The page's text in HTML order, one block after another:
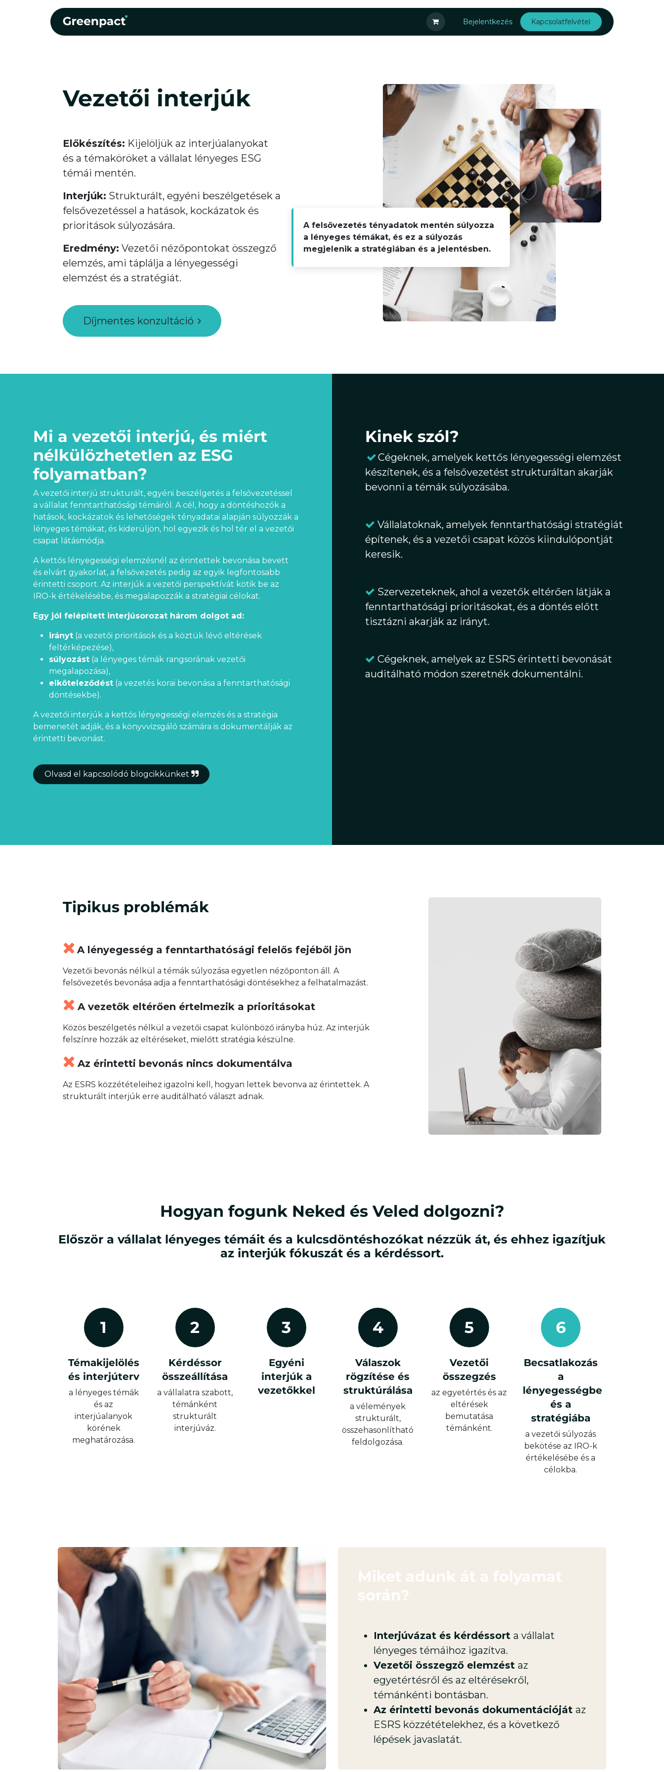
Blog RólunkBejelentkezés Kapcsolatfelvétel
Vezetői interjúk
Előkészítés: Kijelöljük az interjúalanyokat
és a témaköröket a vállalat lényeges ESG
témái mentén.
Interjúk: Strukturált, egyéni beszélgetések a
felsővezetéssel a hatások, kockázatok és
prioritások súlyozására.
Eredmény: Vezetői nézőpontokat összegző
elemzés, ami táplálja a lényegességi
elemzést és a stratégiát.
Díjmentes konzultáció
A felsővezetés tényadatok mentén súlyozza
a lényeges témákat, és ez a súlyozás
megjelenik a stratégiában és a jelentésben.
Mi a vezetői interjú, és miért
nélkülözhetetlen az ESG
folyamatban?
A vezetői interjú strukturált, egyéni beszélgetés a felsővezetéssel
a vállalat fenntarthatósági témáiról. A cél, hogy a döntéshozók a
hatások, kockázatok és lehetőségek tényadatai alapján súlyozzák a
lényeges témákat, és kiderüljön, hol egyezik és hol tér el a vezetői
csapat látásmódja.
A kettős lényegességi elemzésnél az érintettek bevonása bevett
és elvárt gyakorlat, a felsővezetés pedig az egyik legfontosabb
érintetti csoport. Az interjúk a vezetői perspektívát kötik be az
IRO-k értékelésébe, és megalapozzák a stratégiai célokat.
Egy jól felépített interjúsorozat három dolgot ad:
irányt (a vezetői prioritások és a köztük lévő eltérések
feltérképezése),
súlyozást (a lényeges témák rangsorának vezetői
megalapozása),
elköteleződést (a vezetés korai bevonása a fenntarthatósági
döntésekbe).
A vezetői interjúk a kettős lényegességi elemzés és a stratégia
bemenetét adják, és a könyvvizsgáló számára is dokumentálják az
érintetti bevonást.
Olvasd el kapcsolódó blogcikkünket
Kinek szól?
Cégeknek, amelyek kettős lényegességi elemzést
készítenek, és a felsővezetést strukturáltan akarják
bevonni a témák súlyozásába.
Vállalatoknak, amelyek fenntarthatósági stratégiát
építenek, és a vezetői csapat közös kiindulópontját
keresik.
Szervezeteknek, ahol a vezetők eltérően látják a
fenntarthatósági prioritásokat, és a döntés előtt
tisztázni akarják az irányt.
Cégeknek, amelyek az ESRS érintetti bevonását
auditálható módon szeretnék dokumentálni.
Tipikus problémák
A lényegesség a fenntarthatósági felelős fejéből jön
Vezetői bevonás nélkül a témák súlyozása egyetlen nézőponton áll. A
felsővezetés bevonása adja a fenntarthatósági döntésekhez a felhatalmazást.
A vezetők eltérően értelmezik a prioritásokat
Közös beszélgetés nélkül a vezetői csapat különböző irányba húz. Az interjúk
felszínre hozzák az eltéréseket, mielőtt stratégia készülne.
Az érintetti bevonás nincs dokumentálva
Az ESRS közzétételeihez igazolni kell, hogyan lettek bevonva az érintettek. A
strukturált interjúk erre auditálható választ adnak.
Hogyan fogunk Neked és Veled dolgozni?
Először a vállalat lényeges témáit és a kulcsdöntéshozókat nézzük át, és ehhez igazítjuk
az interjúk fókuszát és a kérdéssort.
1
Témakijelölés
és interjúterv
a lényeges témák
és az
interjúalanyok
körének
meghatározása.
2
Kérdéssor
összeállítása
a vállalatra szabott,
témánként
strukturált
interjúváz.
3
Egyéni
interjúk a
vezetőkkel
4
Válaszok
rögzítése és
struktúrálása
a vélemények
strukturált,
összehasonlítható
feldolgozása.
5
Vezetői
összegzés
az egyetértés és az
eltérések
bemutatása
témánként.
6
Becsatlakozás
a
lényegességbe
és a
stratégiába
a vezetői súlyozás
bekötése az IRO-k
értékelésébe és a
célokba.
Miket adunk át a folyamat
során?
Interjúvázat és kérdéssort a vállalat
lényeges témáihoz igazítva.
Vezetői összegző elemzést az
egyetértésről és az eltérésekről,
témánkénti bontásban.
Az érintetti bevonás dokumentációját az
ESRS közzétételekhez, és a következő
lépések javaslatát.